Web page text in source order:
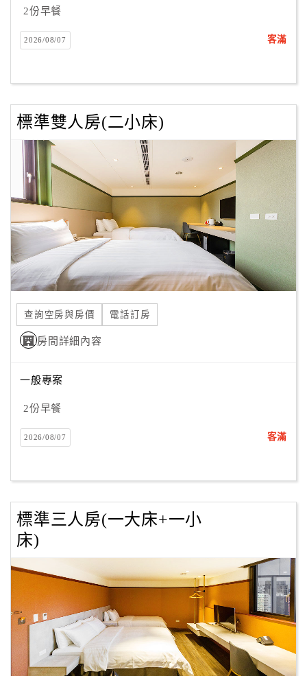
員
戶
客
服
聯
單
Line
上
客
服
紅
利
查
訂
房
Q&A
旅
卡
訂
房
請
款
收
據
2份早餐
2026/08/07 客滿
標準雙人房(二小床)
查詢空房與房價 電話訂房
房間詳細內容
一般專案
2份早餐
2026/08/07 客滿
標準三人房(一大床+一小
床)